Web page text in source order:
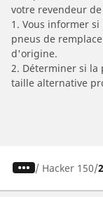
votre revendeur
1. Vous informer
pneus de
d'origine.
2. Déterminer si la
taille alternative
/ Hacker 150